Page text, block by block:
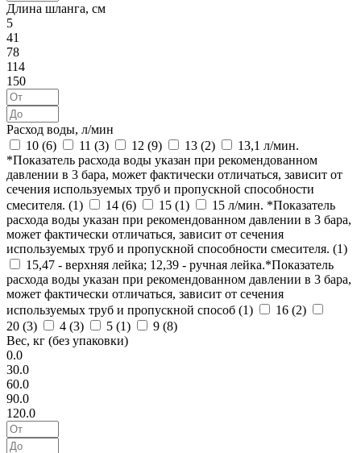
Длина шланга, см
5
41
78
114
150
Расход воды, л/мин
10 (6) 11 (3) 12 (9) 13 (2)
13,1 л/мин.
*Показатель расхода воды указан при рекомендованном
давлении в 3 бара, может фактически отличаться, зависит от
сечения используемых труб и пропускной способности
смесителя. (1) 14 (6) 15 (1)
15 л/мин. *Показатель
расхода воды указан при рекомендованном давлении в 3 бара,
может фактически отличаться, зависит от сечения
используемых труб и пропускной способности смесителя. (1)
15,47 - верхняя лейка; 12,39 - ручная лейка.*Показатель
расхода воды указан при рекомендованном давлении в 3 бара,
может фактически отличаться, зависит от сечения
используемых труб и пропускной способ (1) 16 (2)
20 (3) 4 (3) 5 (1) 9 (8)
Вес, кг (без упаковки)
0.0
30.0
60.0
90.0
120.0